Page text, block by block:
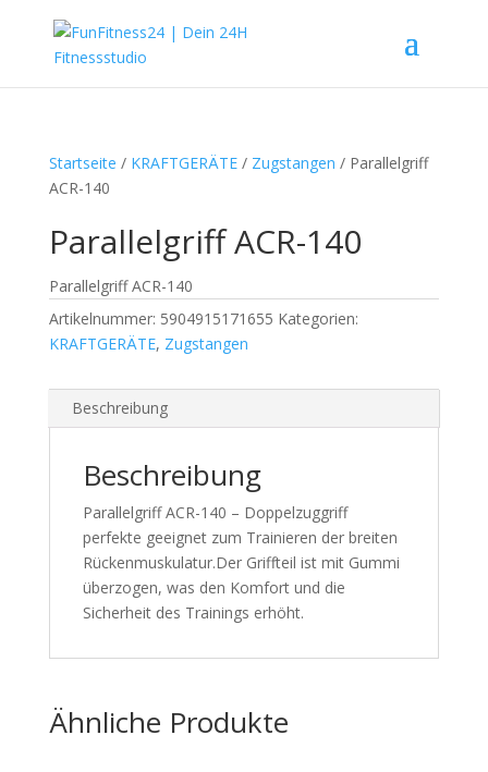
Startseite / KRAFTGERÄTE/ Zugstangen / Parallelgriff
ACR-140
Parallelgriff ACR-140
Parallelgriff ACR-140
Artikelnummer: 5904915171655 Kategorien:
KRAFTGERÄTE, Zugstangen
Beschreibung
Beschreibung
Parallelgriff ACR-140 – Doppelzuggriff
perfekte geeignet zum Trainieren der breiten
Rückenmuskulatur.Der Griffteil ist mit Gummi
überzogen, was den Komfort und die
Sicherheit des Trainings erhöht.
Ähnliche Produkte